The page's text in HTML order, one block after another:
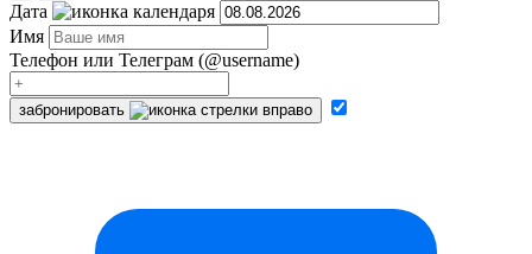
Дата
Имя
Телефон или Teлеграм (@username)
забронировать